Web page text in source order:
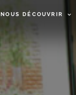
NOUS DÉCOUVRIR